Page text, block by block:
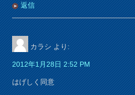
返信
カラシ より:
2012年1月28日 2:52 PM
はげしく同意